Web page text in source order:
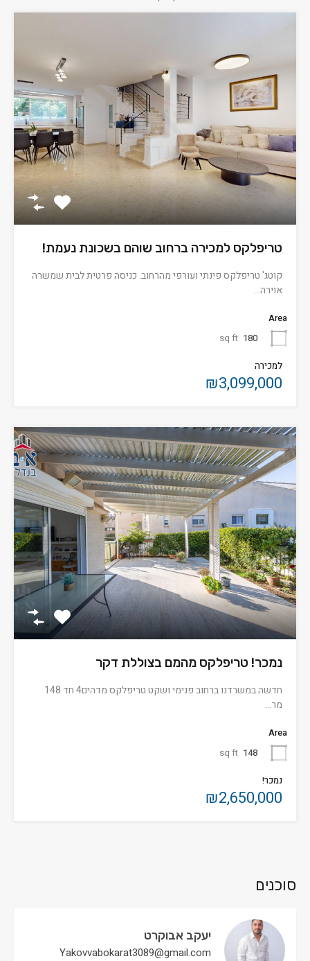
טריפלקס למכירה ברחוב שוהם בשכונת נעמת!
קוטג' טריפלקס פינתי ועורפי מהרחוב. כניסה פרטית לבית שמשרה
אוירה…
Area
180
sq ft
למכירה
₪3,099,000
נמכר! טריפלקס מהמם בצוללת דקר
חדשה במשרדנו ברחוב פנימי ושקט טריפלקס מדהים4 חד 148
מר…
Area
148
sq ft
נמכר!
₪2,650,000
סוכנים
יעקב אבוקרט
Yakovvabokarat3089@gmail.com